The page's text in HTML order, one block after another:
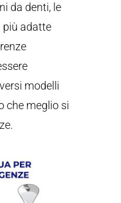
da denti, le
più adatte
modelli
che meglio si